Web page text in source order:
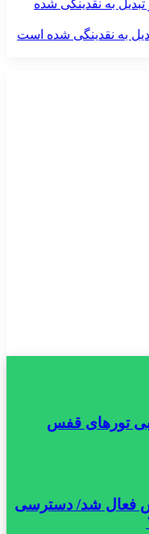
تورهای قفس
فعال شد/ دسترسی